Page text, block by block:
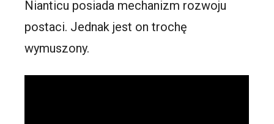
Nianticu posiada mechanizm rozwoju
postaci. Jednak jest on trochę
wymuszony.